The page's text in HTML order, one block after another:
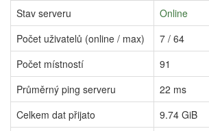
Stav serveru
Online
Počet uživatelů (online / max)
7 / 64
Počet místností
91
Průměrný ping serveru
22 ms
Celkem dat přijato
9.74 GiB